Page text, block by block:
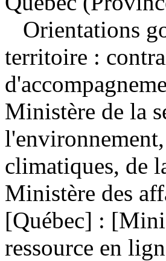
Orientations
territoire :
Ministère de la
climatiques, de
Ministère des
[Québec] :
ressource en